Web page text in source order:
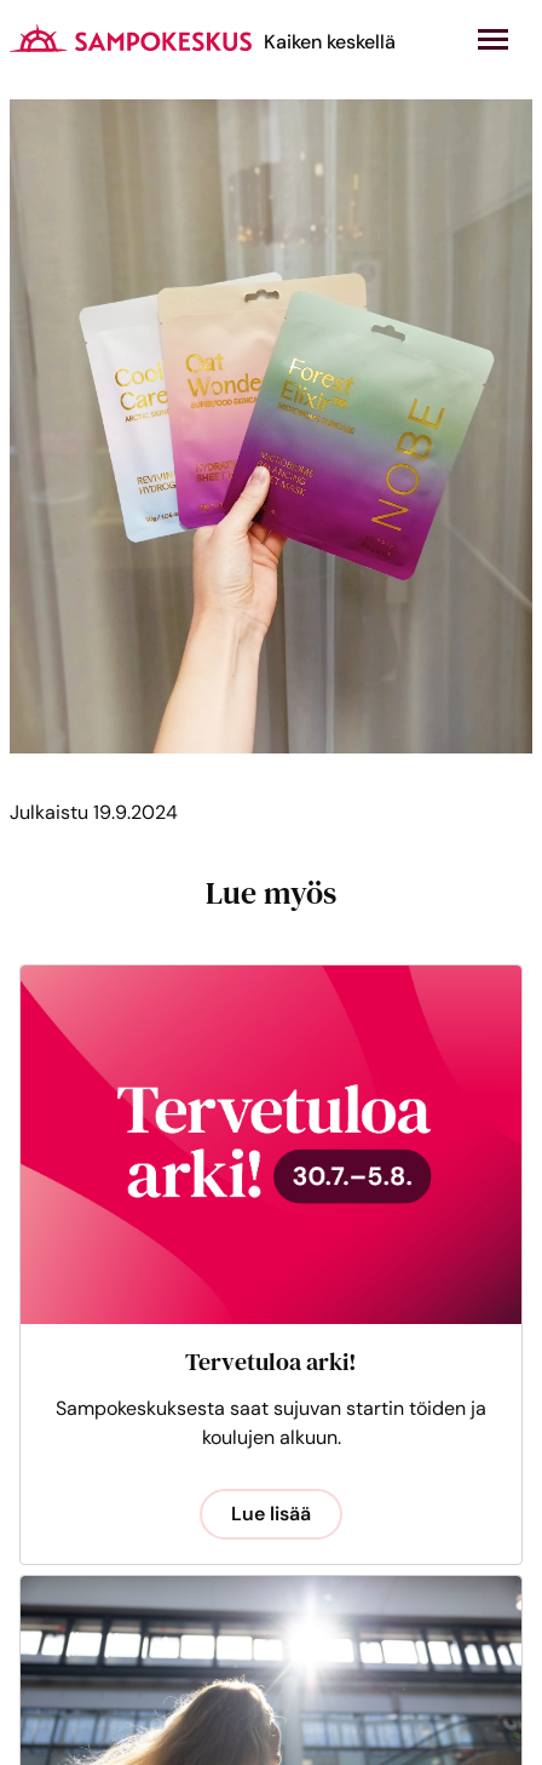
sisältöön
Kauppakeskus Sampokeskus
Kaiken keskellä
Julkaistu 19.9.2024
Lue myös
Tervetuloa arki!
Sampokeskuksesta saat sujuvan startin töiden ja
koulujen alkuun.
Lue lisää